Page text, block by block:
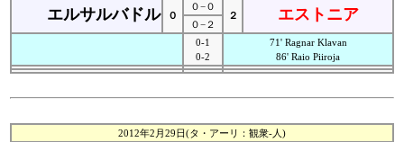
エルサルバドル ０
０−０
２
エストニア
０−２
0-1
0-2
71' Ragnar Klavan
86' Raio Piiroja
2012年2月29日(タ・アーリ：観衆-人)